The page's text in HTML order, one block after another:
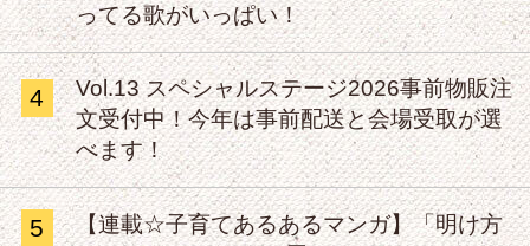
ってる歌がいっぱい！
4
Vol.13 スペシャルステージ2026事前物販注
文受付中！今年は事前配送と会場受取が選
べます！
5
【連載☆子育てあるあるマンガ】「明け方